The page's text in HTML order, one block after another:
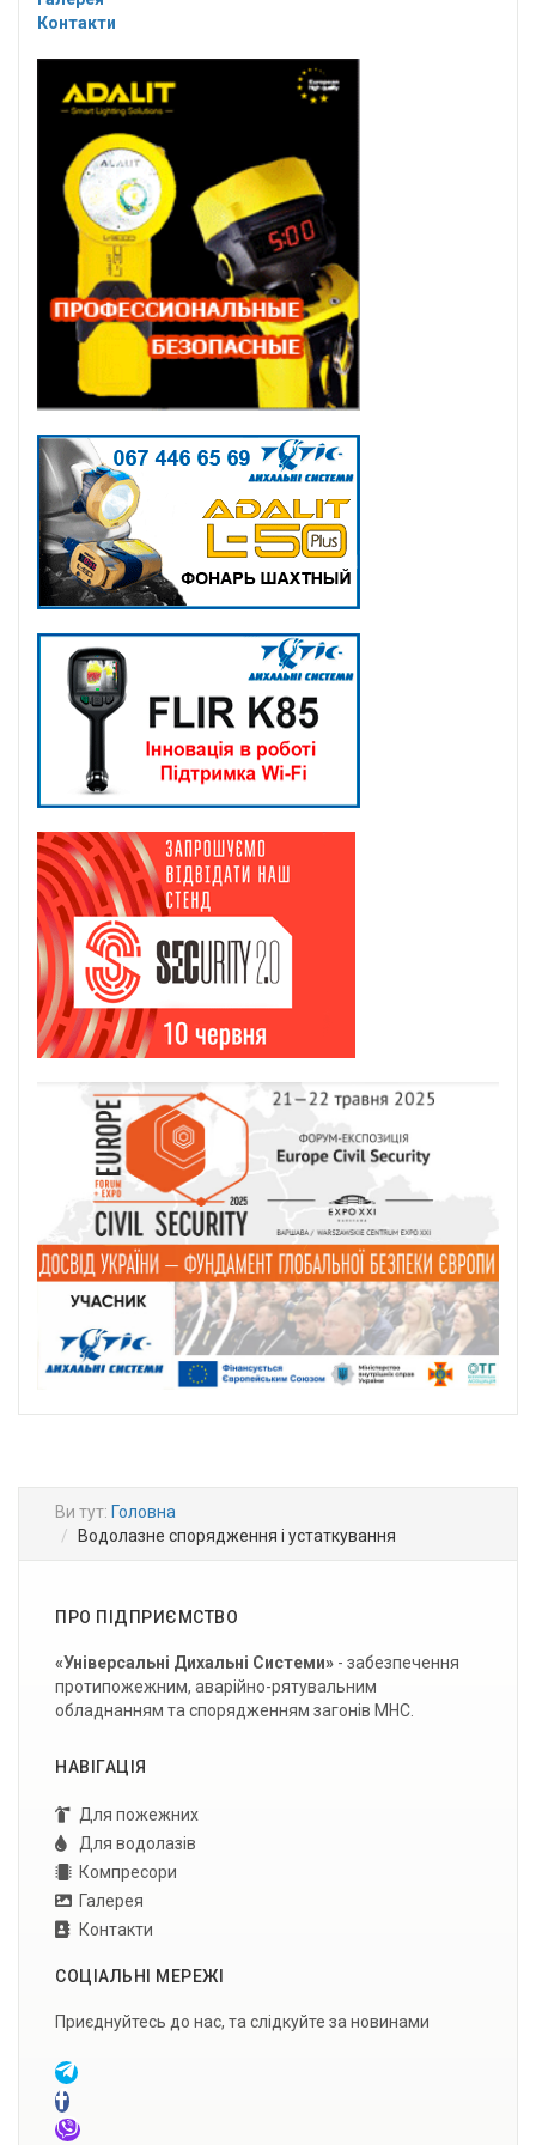
Контакти
Ви тут: Головна
Водолазне спорядження і устаткування
ПРО ПІДПРИЄМСТВО
«Універсальні Дихальні Системи» - забезпечення
протипожежним, аварійно-рятувальним
обладнанням та спорядженням загонів МНС.
НАВІГАЦІЯ
Для пожежних
Для водолазів
Компресори
Галерея
Контакти
СОЦІАЛЬНІ МЕРЕЖІ
Приєднуйтесь до нас, та слідкуйте за новинами